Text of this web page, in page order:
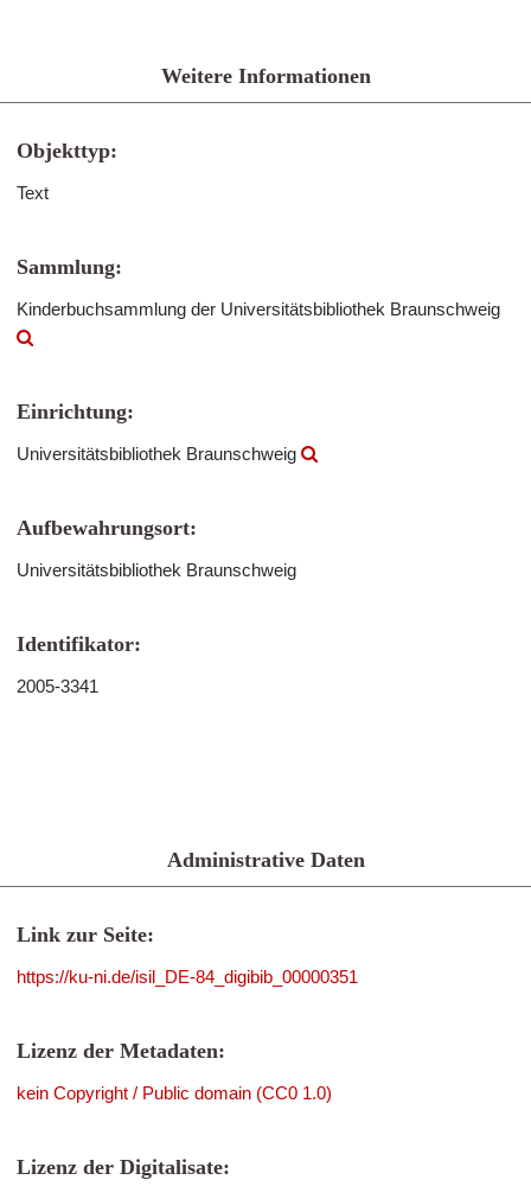
Weitere Informationen
Objekttyp:
Text
Sammlung:
Kinderbuchsammlung der Universitätsbibliothek Braunschweig
Einrichtung:
Universitätsbibliothek Braunschweig
Aufbewahrungsort:
Universitätsbibliothek Braunschweig
Identifikator:
2005-3341
Administrative Daten
Link zur Seite:
https://ku-ni.de/isil_DE-84_digibib_00000351
Lizenz der Metadaten:
kein Copyright / Public domain (CC0 1.0)
Lizenz der Digitalisate: